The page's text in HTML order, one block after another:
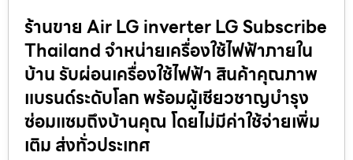
ร้านขาย Air LG inverter LG Subscribe
Thailand จำหน่ายเครื่องใช้ไฟฟ้าภายใน
บ้าน รับผ่อนเครื่องใช้ไฟฟ้า สินค้าคุณภาพ
แบรนด์ระดับโลก พร้อมผู้เชียวชาญบำรุง
ซ่อมแซมถึงบ้านคุณ โดยไม่มีค่าใช้จ่ายเพิ่ม
เติม ส่งทั่วประเทศ